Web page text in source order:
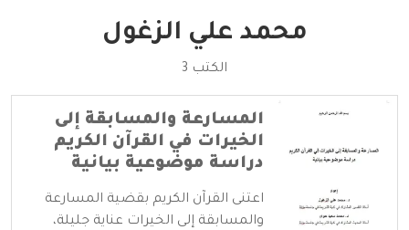
محمد علي الزغول
الكتب 3
المسارعة والمسابقة إلى
الخيرات في القرآن الكريم
دراسة موضوعية بيانية
اعتنى القرآن الكريم بقضية المسارعة
والمسابقة إلى الخيرات عناية جليلة،